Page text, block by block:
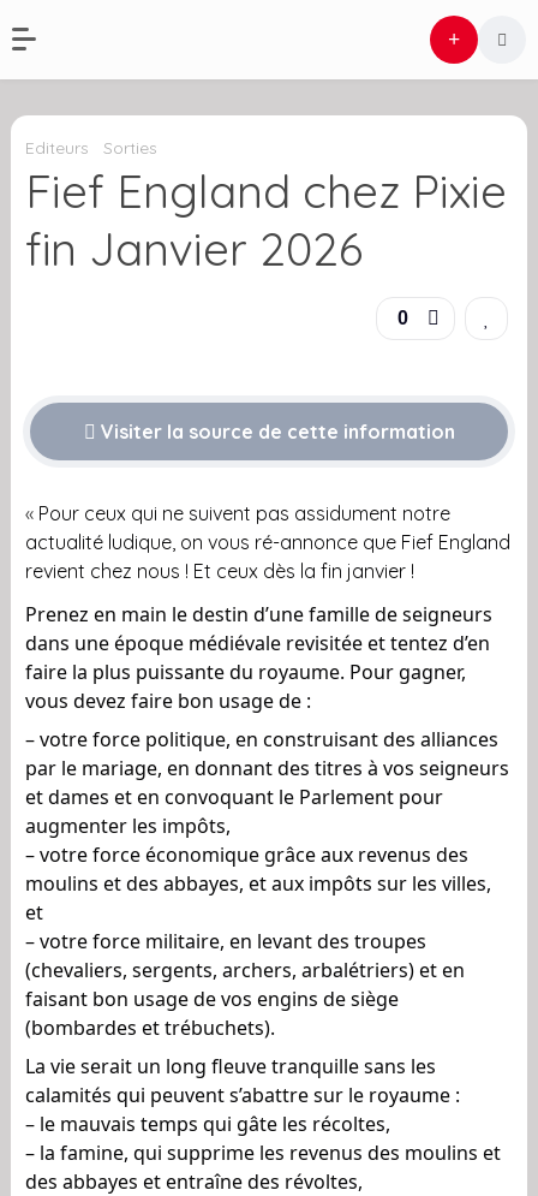
Editeurs Sorties
Fief England chez Pixie
fin Janvier 2026
0
Visiter la source de cette information
« Pour ceux qui ne suivent pas assidument notre
actualité ludique, on vous ré-annonce que Fief England
revient chez nous ! Et ceux dès la fin janvier !
Prenez en main le destin d’une famille de seigneurs
dans une époque médiévale revisitée et tentez d’en
faire la plus puissante du royaume. Pour gagner,
vous devez faire bon usage de :
– votre force politique, en construisant des alliances
par le mariage, en donnant des titres à vos seigneurs
et dames et en convoquant le Parlement pour
augmenter les impôts,
– votre force économique grâce aux revenus des
moulins et des abbayes, et aux impôts sur les villes,
et
– votre force militaire, en levant des troupes
(chevaliers, sergents, archers, arbalétriers) et en
faisant bon usage de vos engins de siège
(bombardes et trébuchets).
La vie serait un long fleuve tranquille sans les
calamités qui peuvent s’abattre sur le royaume :
– le mauvais temps qui gâte les récoltes,
– la famine, qui supprime les revenus des moulins et
des abbayes et entraîne des révoltes,